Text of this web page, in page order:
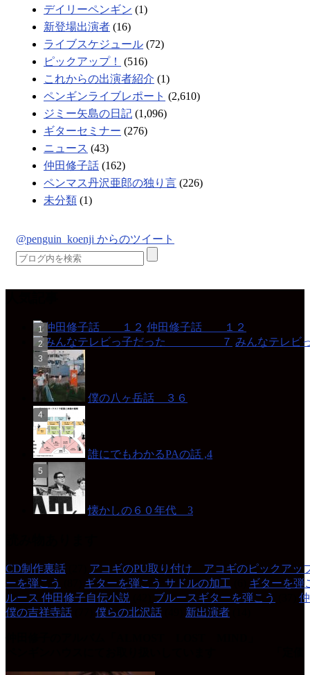
デイリーペンギン (1)
新登場出演者 (16)
ライブスケジュール (72)
ピックアップ！
(516)
これからの出演者紹介 (1)
ペンギンライブレポート (2,610)
ジミー矢島の日記 (1,096)
ギターセミナー (276)
ニュース (43)
仲田修子話 (162)
ペンマス丹沢亜郎の独り言 (226)
未分類 (1)
@penguin_koenji からのツイート
仲田修子話 １２
みんなテ
僕の八ヶ岳話 ３６
誰にでもわかるPAの話 ,4
懐かしの６０年代 3
CD制作裏話
アコギのPU取り付け アコギのピックアッ
ーを弾こう
ギターを弾こう サドルの加工
ギターを弾
ルース 仲田修子自伝小説
ブルースギターを弾こう
僕の吉祥寺話
僕らの北沢話 新出演者